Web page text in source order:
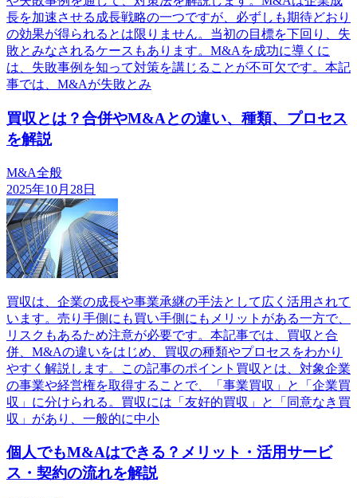
長を加速させる成長戦略の一つですが、必ずしも期待どおり
の効果が得られるとは限りません。当初の目標を下回り、失
敗とみなされるケースもあります。M&Aを成功に導くに
は、失敗事例を知って対策を講じることが不可欠です。本記
事では、M&Aが失敗とみ
買収とは？合併やM&Aとの違い、種類、プロセス
を解説
M&A全般
2025年10月28日
買収は、企業の成長や事業承継の手法として広く活用されて
います。売り手側にも買い手側にもメリットがある一方で、
リスクもあるため注意が必要です。本記事では、買収と合
併、M&Aの違いをはじめ、買収の種類やプロセスをわかり
やすく解説します。この記事のポイント買収とは、対象企業
の事業や経営権を取得することで、「事業買収」と「企業買
収」に分けられる。買収には「友好的買収」と「同意なき買
収」があり、一般的に中小
個人でもM&Aはできる？メリット・活用サービ
ス・契約の流れを解説